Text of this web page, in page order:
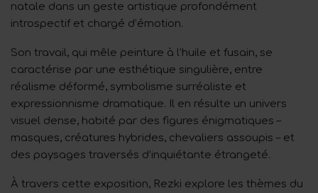
natale dans un geste artistique profondément
introspectif et chargé d’émotion.
Son travail, qui mêle peinture à l’huile et fusain, se
caractérise par une esthétique singulière, entre
réalisme déformé, symbolisme surréaliste et
expressionnisme dramatique. Il en résulte un univers
visuel dense, habité par des figures énigmatiques –
masques, créatures hybrides, chevaliers assoupis – et
des paysages traversés d’inquiétante étrangeté.
À travers cette exposition, Rezki explore les thèmes du